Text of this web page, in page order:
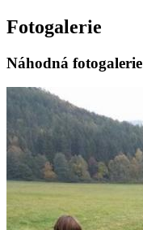
Fotogalerie
Náhodná fotogalerie